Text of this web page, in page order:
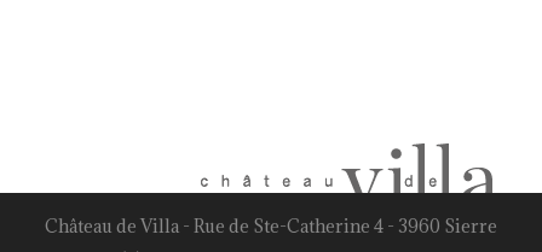
Château de Villa - Rue de Ste-Catherine 4 - 3960 Sierre